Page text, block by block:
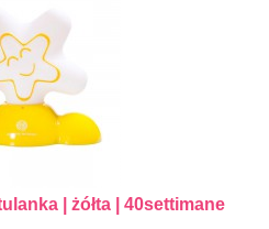
| żółta | 40settimane